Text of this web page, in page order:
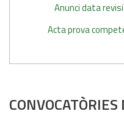
Anunci data
Acta prova